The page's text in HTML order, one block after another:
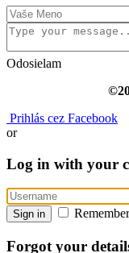
Odosielam
Prihlás cez Facebook
or
Log in with your
Sign in
Forgot your